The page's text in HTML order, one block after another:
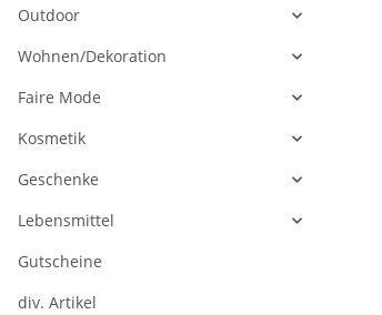
Outdoor
Wohnen/Dekoration
Faire Mode
Kosmetik
Geschenke
Lebensmittel
Gutscheine
div. Artikel